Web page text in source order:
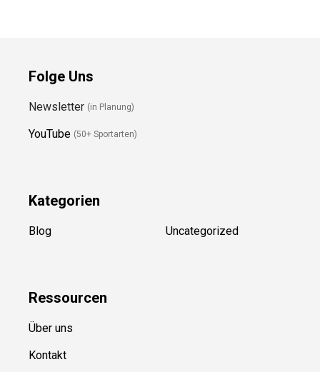
Folge Uns
Newsletter (in Planung)
YouTube (50+ Sportarten)
Kategorien
Blog Uncategorized
Ressourcen
Über uns
Kontakt